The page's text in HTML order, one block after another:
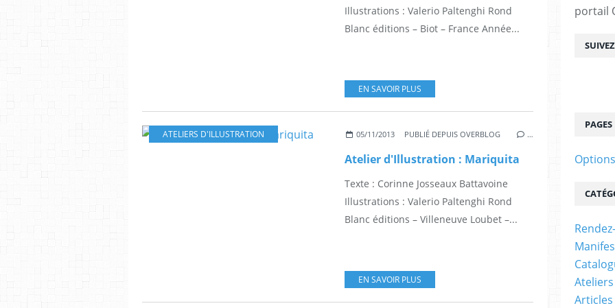
Illustrations : Valerio Paltenghi Rond
Blanc éditions – Biot – France Année...
EN SAVOIR PLUS
ATELIERS D'ILLUSTRATION 05/11/2013 PUBLIÉ DEPUIS OVERBLOG …
Atelier d'Illustration : Mariquita
Texte : Corinne Josseaux Battavoine
Illustrations : Valerio Paltenghi Rond
Blanc éditions – Villeneuve Loubet –...
EN SAVOIR PLUS
portail
PAGES
Articles